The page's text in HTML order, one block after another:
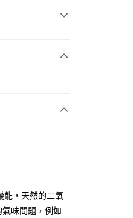
能，天然的二氧
味問題，例如